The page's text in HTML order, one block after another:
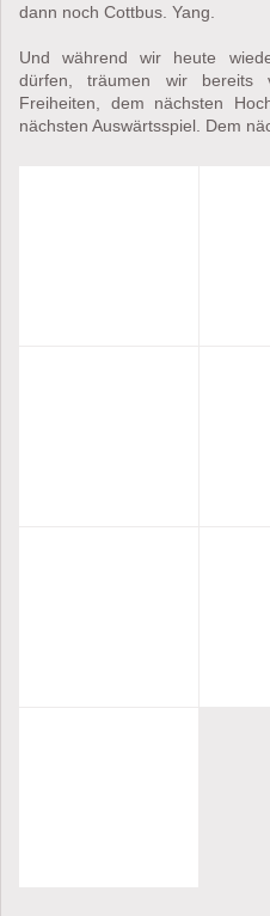
dann noch Cottbus. Yang.
Und während wir heute
dürfen, träumen wir
Freiheiten, dem nächsten
nächsten Auswärtsspiel. Dem